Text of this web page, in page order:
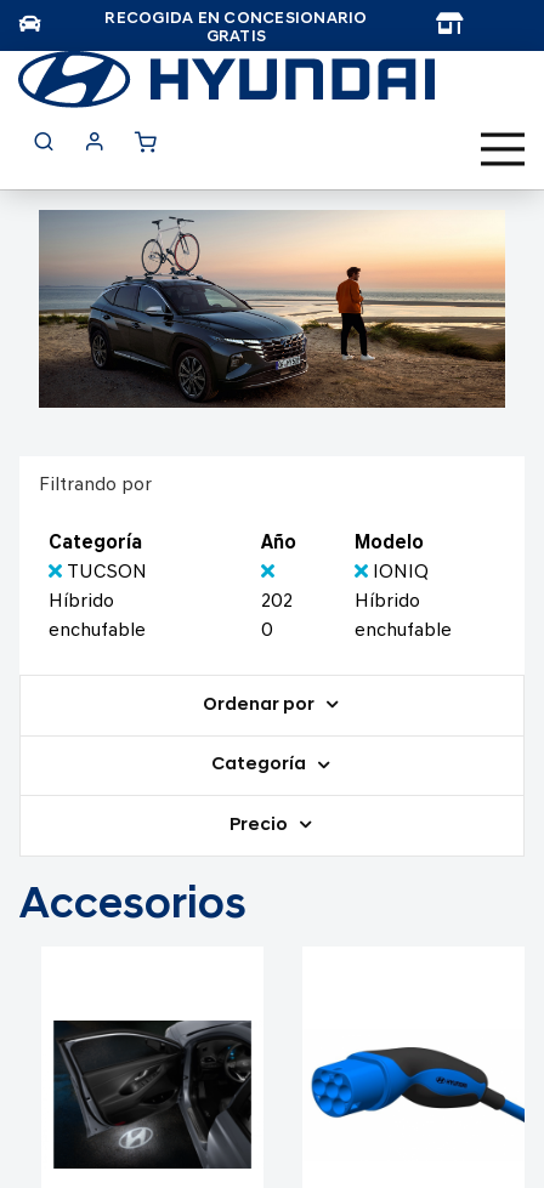
RECOGIDA EN CONCESIONARIO
GRATIS
Filtrando por
Categoría
TUCSON
Híbrido
enchufable
Año
202
0
Modelo
IONIQ
Híbrido
enchufable
Ordenar por
Categoría
Precio
Accesorios